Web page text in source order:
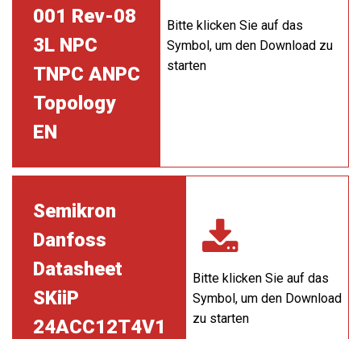
001 Rev-08
3L NPC
TNPC ANPC
Topology
EN
Bitte klicken Sie auf das
Symbol, um den Download zu
starten
Semikron
Danfoss
Datasheet
SKiiP
24ACC12T4V1
Bitte klicken Sie auf das
Symbol, um den Download
zu starten